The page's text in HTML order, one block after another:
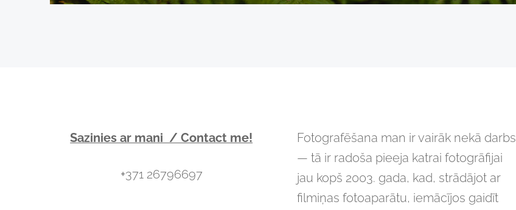
Sazinies ar mani / Contact me!
+371 26796697
Fotografēšana man ir vairāk nekā darbs
— tā ir radoša pieeja katrai fotogrāfijai
jau kopš 2003. gada, kad, strādājot ar
filmiņas fotoaparātu, iemācījos gaidīt